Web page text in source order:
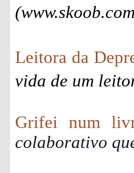
Leitora da
vida de um
Grifei num
colaborativo